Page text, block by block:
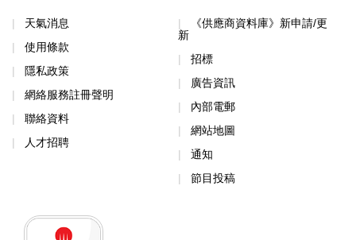
天氣消息
使用條款
隱私政策
網絡服務註冊聲明
聯絡資料
人才招聘
《供應商資料庫》新申請/更
新
招標
廣告資訊
內部電郵
網站地圖
通知
節目投稿